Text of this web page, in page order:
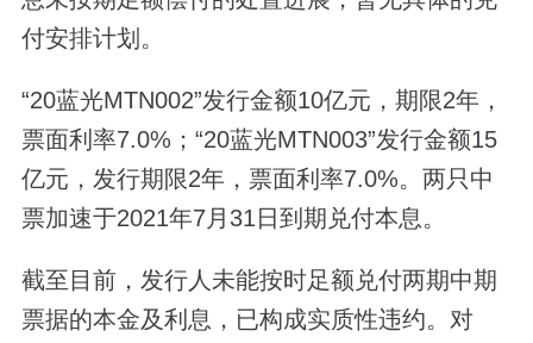
付安排计划。
“20蓝光MTN002”发行金额10亿元，期限2年，
票面利率7.0%；“20蓝光MTN003”发行金额15
亿元，发行期限2年，票面利率7.0%。两只中
票加速于2021年7月31日到期兑付本息。
截至目前，发行人未能按时足额兑付两期中期
票据的本金及利息，已构成实质性违约。对